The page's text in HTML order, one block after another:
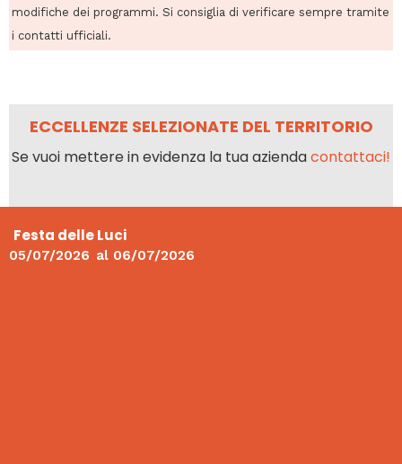
modifiche dei programmi. Si consiglia di verificare sempre tramite
i contatti ufficiali.
ECCELLENZE SELEZIONATE DEL TERRITORIO
Se vuoi mettere in evidenza la tua aziendacontattaci!
Festa delle Luci
05/07/2026 al 06/07/2026